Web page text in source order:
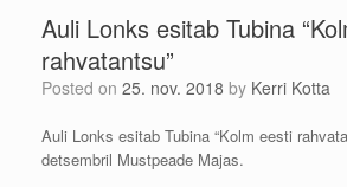
Auli Lonks esitab Tubina
rahvatantsu”
Posted on 25. nov. 2018 by Kerri Kotta
Auli Lonks esitab Tubina “Kolm eesti
detsembril Mustpeade Majas.